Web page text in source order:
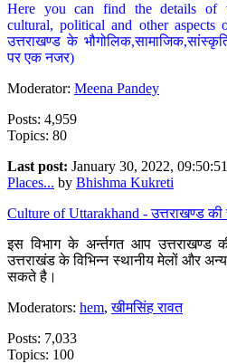
Here you can find the details of
cultural, political and other aspects
उत्तराखण्ड के
पर एक नजर)
Moderator: Meena Pandey
Posts: 4,959
Topics: 80
Last post: January 30, 2022,
Places... by Bhishma Kukreti
Culture of Uttarakhand - उत्तराखण्ड
इस विभाग के अर्न्तगत आप उत्तराखण्ड
उत्तराखंड के विभिन्न स्थानीय मेलों और
सकते है।
Moderators: hem,खीमसिंह रावत
Posts: 7,033
Topics: 100